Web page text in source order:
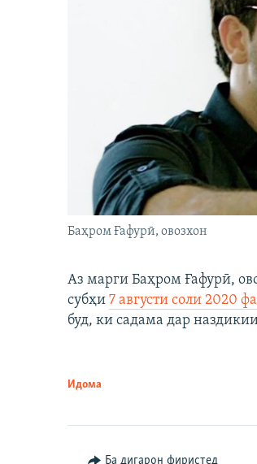
Баҳром Ғафурӣ, овозхон
Аз марги Баҳром Ғафурӣ,
субҳи 7 августи соли 2020
буд, ки садама дар
Идома
Ба дигарон фиристед